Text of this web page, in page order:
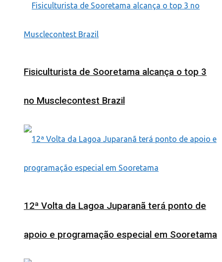
Fisiculturista de Sooretama alcança o top 3
no Musclecontest Brazil
12ª Volta da Lagoa Juparanã terá ponto de
apoio e programação especial em Sooretama